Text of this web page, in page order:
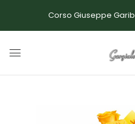
Corso Giuseppe